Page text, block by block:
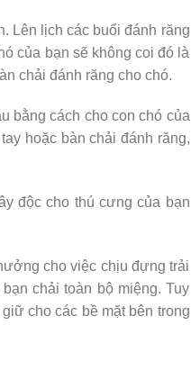
Lên lịch các buổi đánh răng
của bạn sẽ không coi đó là
chải đánh răng cho chó.
bằng cách cho con chó của
hoặc bàn chải đánh răng,
độc cho thú cưng của bạn
cho việc chịu đựng trải
chải toàn bộ miệng. Tuy
cho các bề mặt bên trong